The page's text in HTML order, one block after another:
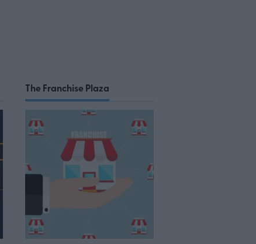
The Franchise Plaza